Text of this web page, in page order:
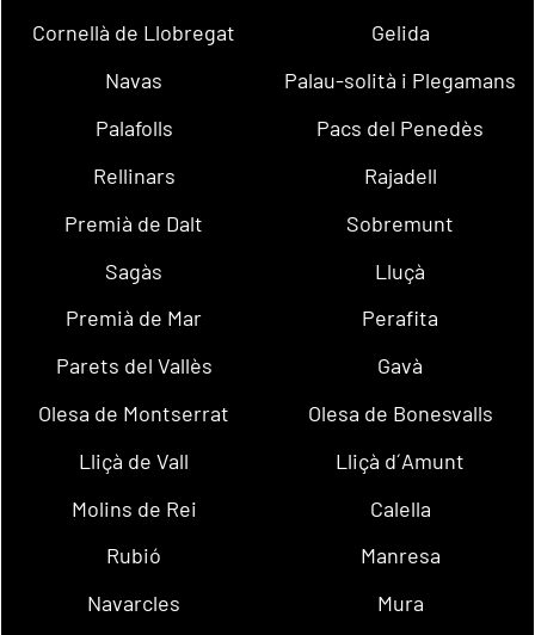
Cornellà de Llobregat
Gelida
Navas
Palau-solità i Plegamans
Palafolls
Pacs del Penedès
Rellinars
Rajadell
Premià de Dalt
Sobremunt
Sagàs
Lluçà
Premià de Mar
Perafita
Parets del Vallès
Gavà
Olesa de Montserrat
Olesa de Bonesvalls
Lliçà de Vall
Lliçà d´Amunt
Molins de Rei
Calella
Rubió
Manresa
Navarcles
Mura